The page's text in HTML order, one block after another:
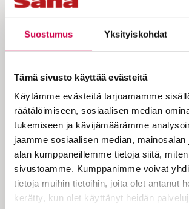
Suostumus Yksityiskohdat
Tämä sivusto käyttää evästeitä
Käytämme evästeitä tarjoamamme
räätälöimiseen, sosiaalisen median
tukemiseen ja kävijämäärämme
jaamme sosiaalisen median,
alan kumppaneillemme tietoja siitä,
sivustoamme. Kumppanimme voivat
tietoja muihin tietoihin, joita olet antanut
kerätty, kun olet käyttänyt heidän
Raamatussa ei kertaakaan
sijaan sieltä löytyy Pyhän
Kolmiyhteisen Jumalan
itsestään Isänä ja Poikana
Henkenä”, kirjoitta Mika KT
Kristityt läntisessä kirkossa ovat
luvulta lähtien viettäneet